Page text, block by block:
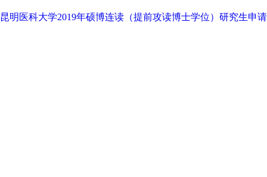
昆明医科大学2019年硕博连读（提前攻读博士学位）研究生申